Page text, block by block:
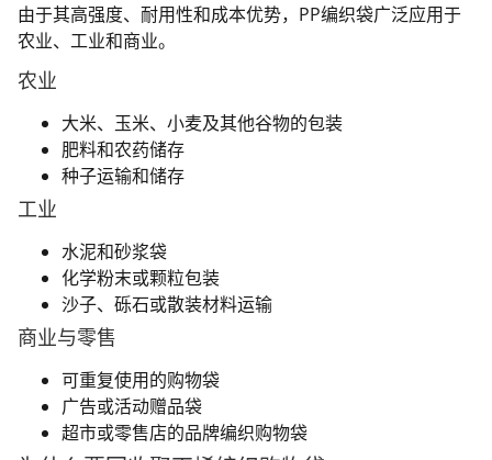
由于其高强度、耐用性和成本优势，PP编织袋广泛应用于
农业、工业和商业。
农业
大米、玉米、小麦及其他谷物的包装
肥料和农药储存
种子运输和储存
工业
水泥和砂浆袋
化学粉末或颗粒包装
沙子、砾石或散装材料运输
商业与零售
可重复使用的购物袋
广告或活动赠品袋
超市或零售店的品牌编织购物袋